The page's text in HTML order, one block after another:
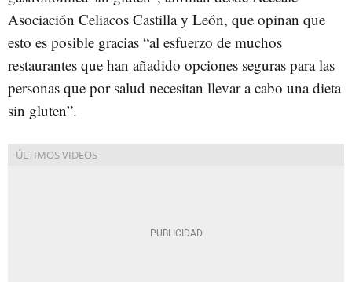
Asociación Celiacos Castilla y León, que opinan que
esto es posible gracias “al esfuerzo de muchos
restaurantes que han añadido opciones seguras para las
personas que por salud necesitan llevar a cabo una dieta
sin gluten”.